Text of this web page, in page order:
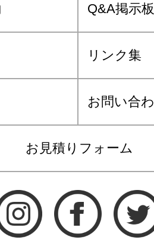
Q&A掲示板
リンク集
お問い合
お見積りフォーム